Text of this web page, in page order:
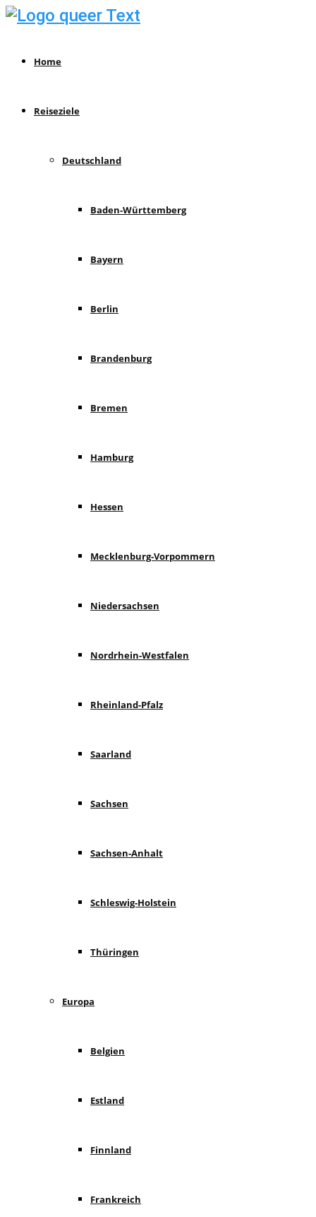
Home
Reiseziele
Deutschland
Baden-Württemberg
Bayern
Berlin
Brandenburg
Bremen
Hamburg
Hessen
Mecklenburg-Vorpommern
Niedersachsen
Nordrhein-Westfalen
Rheinland-Pfalz
Saarland
Sachsen
Sachsen-Anhalt
Schleswig-Holstein
Thüringen
Europa
Belgien
Estland
Finnland
Frankreich